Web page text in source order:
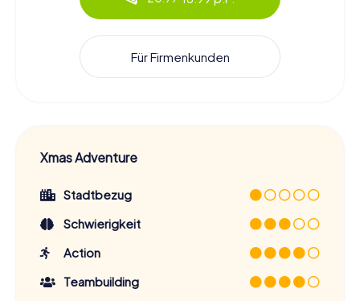
Für Firmenkunden
Xmas Adventure
Stadtbezug
Schwierigkeit
Action
Teambuilding